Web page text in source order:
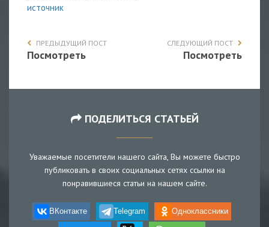
источник
ПРЕДЫДУЩИЙ ПОСТ
Посмотреть
СЛЕДУЮЩИЙ ПОСТ
Посмотреть
ПОДЕЛИТЬСЯ СТАТЬЕЙ
Уважаемые посетители нашего сайта, Вы можете быстро
публиковать в своих социальных сетях ссылки на
понравившиеся статьи на нашем сайте.
ВКонтакте Telegram Одноклассники